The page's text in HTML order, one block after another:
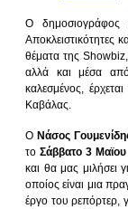
Ο δημοσιογράφος
Αποκλειστικότητες
θέματα της
αλλά και μέσα από
καλεσμένος,
Καβάλας.
Ο Νάσος
το Σάββατο 3
και θα μας μιλήσει
οποίος είναι μια
έργο του ρεπόρτερ,